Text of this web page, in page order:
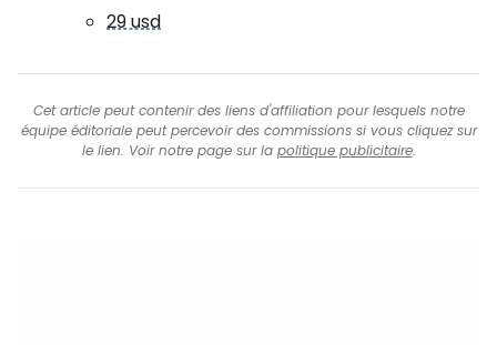
29 usd
Cet article peut contenir des liens d'affiliation pour lesquels notre
équipe éditoriale peut percevoir des commissions si vous cliquez sur
le lien. Voir notre page sur la politique publicitaire.